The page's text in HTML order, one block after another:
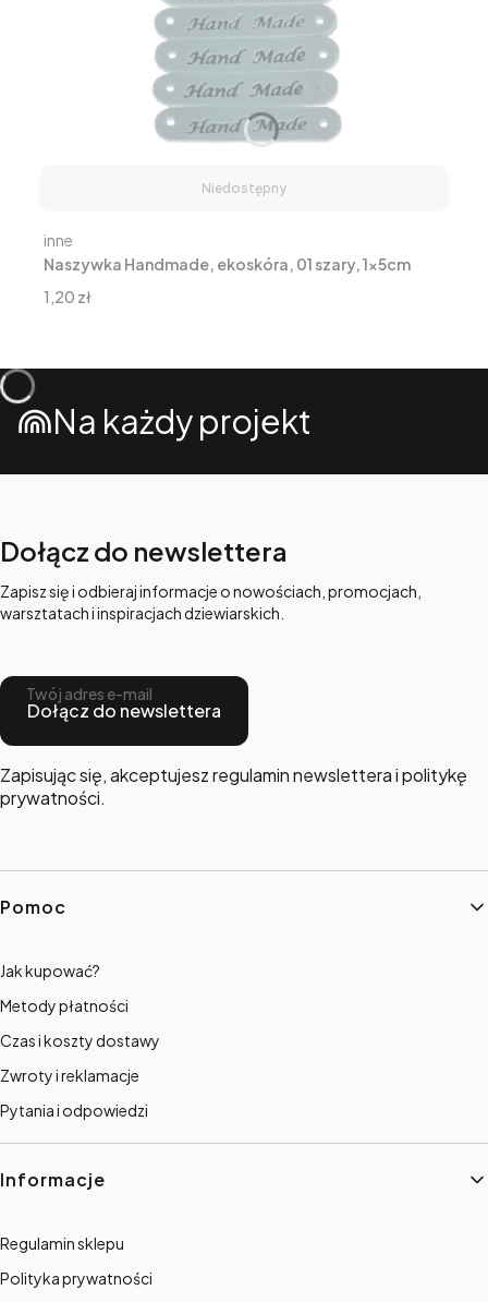
Niedostępny
Naszywka Handmade, ekoskóra, 01 szary, 1x5cm
Producent
inne
Cena
1,20 zł
Na każdy projekt
Dołącz do newslettera
Zapisz się i odbieraj informacje o nowościach, promocjach,
warsztatach i inspiracjach dziewiarskich.
Twój adres e-mail
Dołącz do newslettera
Zapisując się, akceptujesz regulamin newslettera i politykę
prywatności.
Linki w stopce
Pomoc
Jak kupować?
Metody płatności
Czas i koszty dostawy
Zwroty i reklamacje
Pytania i odpowiedzi
Informacje
Regulamin sklepu
Polityka prywatności